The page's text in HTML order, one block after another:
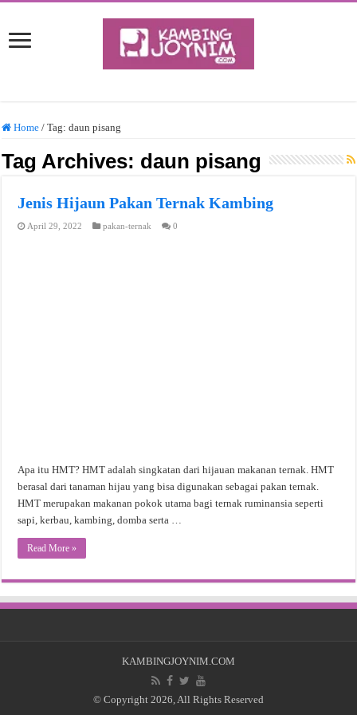
Home / Tag:daun pisang
Tag Archives: daun pisang
Jenis Hijaun Pakan Ternak Kambing
April 29, 2022 pakan-ternak 0
Apa itu HMT? HMT adalah singkatan dari hijauan makanan ternak. HMT
berasal dari tanaman hijau yang bisa digunakan sebagai pakan ternak.
HMT merupakan makanan pokok utama bagi ternak ruminansia seperti
sapi, kerbau, kambing, domba serta …
Read More »
KAMBINGJOYNIM.COM
© Copyright 2026, All Rights Reserved